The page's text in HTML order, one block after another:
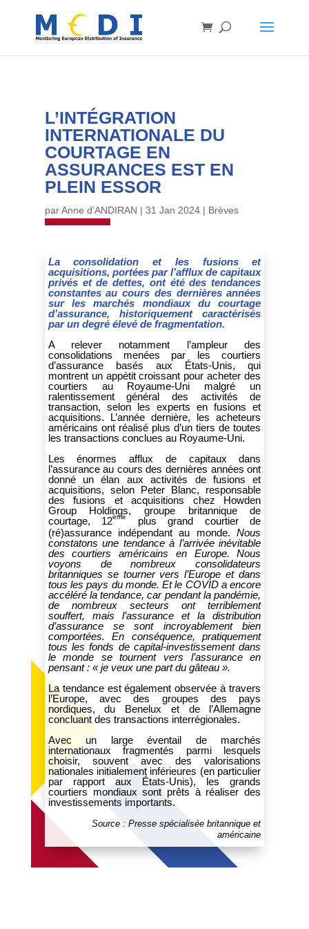
L’INTÉGRATION
INTERNATIONALE DU
COURTAGE EN
ASSURANCES EST EN
PLEIN ESSOR
parAnne d’ANDIRAN | 31 Jan 2024| Brèves
La consolidation et les fusions et
acquisitions, portées par l’afflux de capitaux
privés et de dettes, ont été des tendances
constantes au cours des dernières années
sur les marchés mondiaux du courtage
d’assurance, historiquement caractérisés
par un degré élevé de fragmentation.
A relever notamment l’ampleur des
consolidations menées par les courtiers
d’assurance basés aux États-Unis, qui
montrent un appétit croissant pour acheter des
courtiers au Royaume-Uni malgré un
ralentissement général des activités de
transaction, selon les experts en fusions et
acquisitions. L’année dernière, les acheteurs
américains ont réalisé plus d’un tiers de toutes
les transactions conclues au Royaume-Uni.
Les énormes afflux de capitaux dans
l’assurance au cours des dernières années ont
donné un élan aux activités de fusions et
acquisitions, selon Peter Blanc, responsable
des fusions et acquisitions chez Howden
Group Holdings, groupe britannique de
courtage, 12ème
plus grand courtier de
(ré)assurance indépendant au monde.Nous
constatons une tendance à l’arrivée inévitable
des courtiers américains en Europe. Nous
voyons de nombreux consolidateurs
britanniques se tourner vers l’Europe et dans
tous les pays du monde. Et le COVID a encore
accéléré la tendance, car pendant la pandémie,
de nombreux secteurs ont terriblement
souffert, mais l’assurance et la distribution
d’assurance se sont incroyablement bien
comportées. En conséquence, pratiquement
tous les fonds de capital-investissement dans
le monde se tournent vers l’assurance en
pensant : « je veux une part du gâteau ».
La tendance est également observée à travers
l’Europe, avec des groupes des pays
nordiques, du Benelux et de l’Allemagne
concluant des transactions interrégionales.
Avec un large éventail de marchés
internationaux fragmentés parmi lesquels
choisir, souvent avec des valorisations
nationales initialement inférieures (en particulier
par rapport aux États-Unis), les grands
courtiers mondiaux sont prêts à réaliser des
investissements importants.
Source : Presse spécialisée britannique et
américaine